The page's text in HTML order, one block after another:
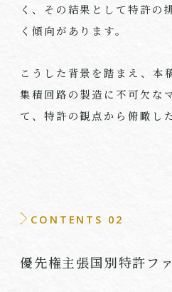
く、その結果として特許の
く傾向があります。
こうした背景を踏まえ、本
集積回路の製造に不可欠な
て、特許の観点から俯瞰し
CONTENTS 02
優先権主張国別特許フ